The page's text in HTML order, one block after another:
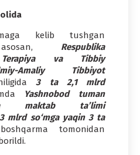
kelib tushgan
asosan, Respublika
Terapiya va Tibbiy
Amaliy Tibbiyot
3 ta
2,1 mlrd
Yashnobod tuman
maktab ta’limi
mlrd so‘mga yaqin 3 ta
tomonidan